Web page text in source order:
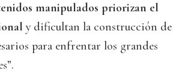
manipulados priorizan el
y dificultan la construcción de
para enfrentar los grandes